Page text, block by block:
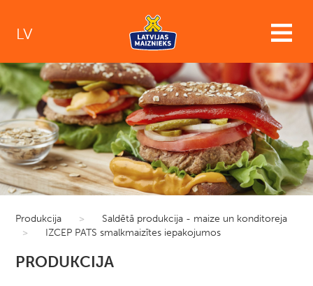
LV
Produkcija >
Saldētā produkcija - maize un konditoreja
>
IZCEP PATS smalkmaizītes iepakojumos
PRODUKCIJA